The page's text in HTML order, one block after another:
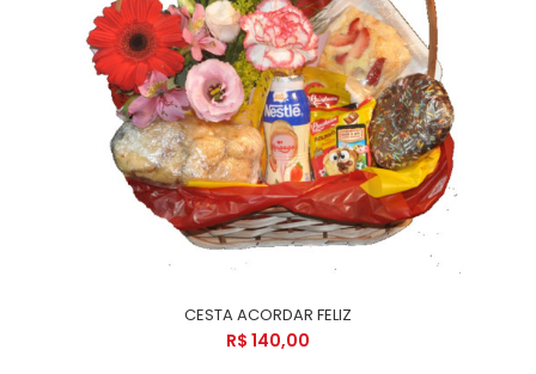
CESTA ACORDAR FELIZ
R$ 140,00